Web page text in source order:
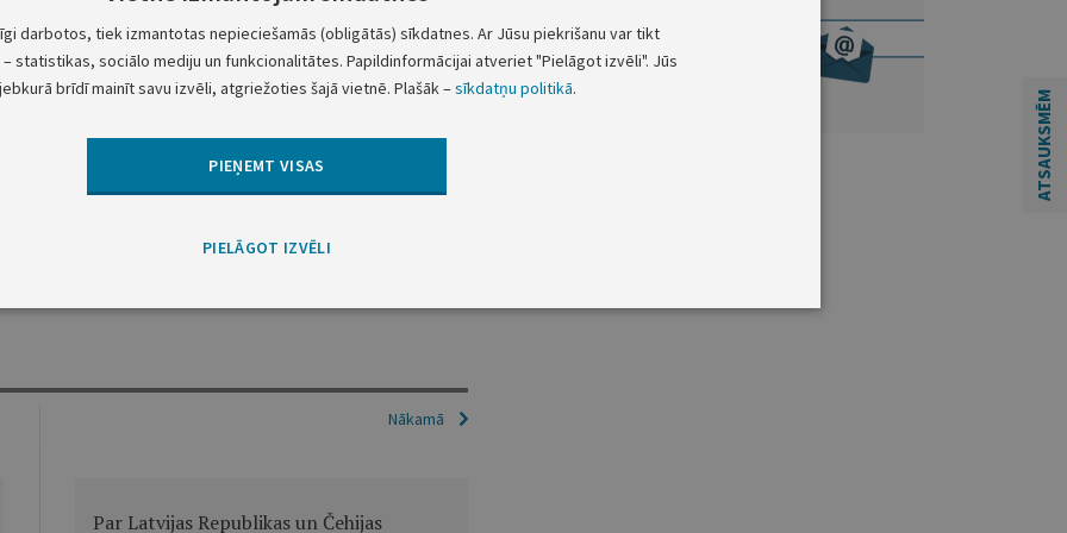
1994.gada 13.decembra rīkojuma nr.556-r "Par
rīkojumā nr.174-r "Par valsts uzņēmuma
(Latvijas Vēstnesis, 1994, 148. nr.) 3. un
Ministru prezidents
Nākamā
Par Latvijas Republikas un Čehijas
ATSAUKSMĒM
darbotos, tiek izmantotas nepieciešamās (obligātās) sīkdatnes. Ar Jūsu piekrišanu var tikt
statistikas, sociālo mediju un funkcionalitātes. Papildinformācijai atveriet "Pielāgot izvēli". Jūs
brīdī mainīt savu izvēli, atgriežoties šajā vietnē. Plašāk –sīkdatņu politikā.
PIEŅEMT VISAS
PIELĀGOT IZVĒLI